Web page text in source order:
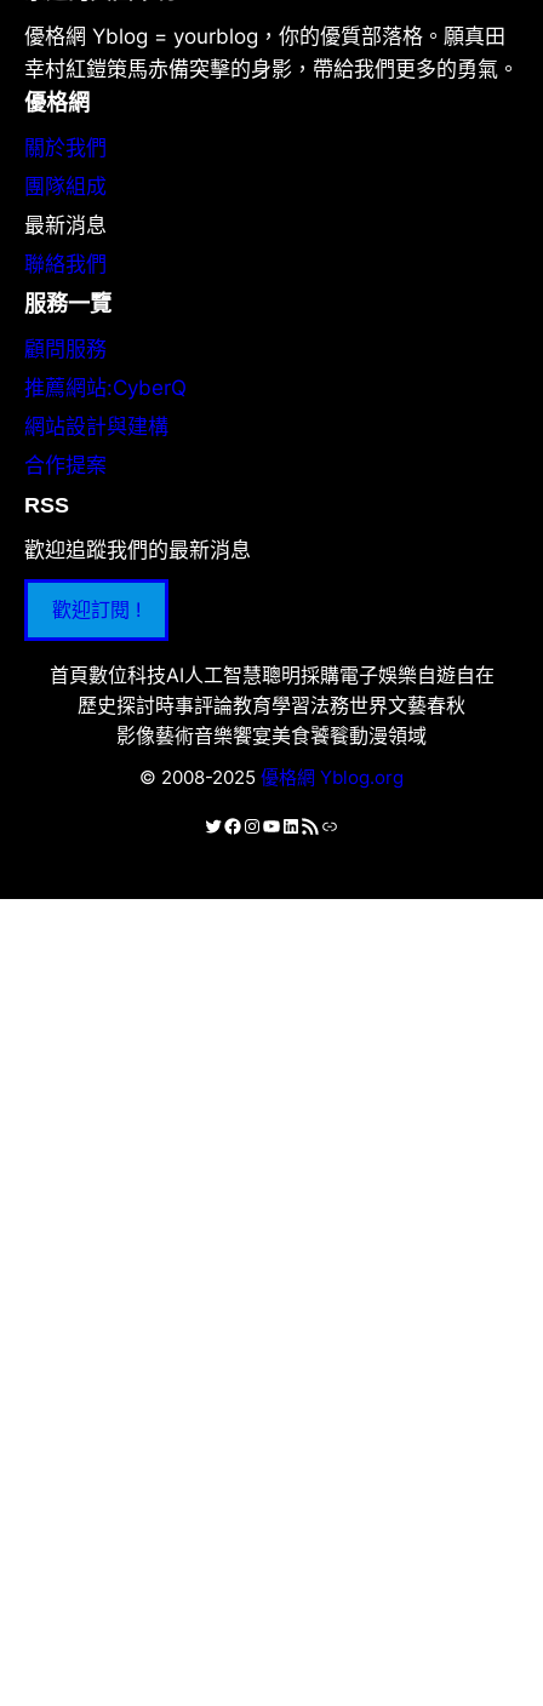
優格網 Yblog = yourblog，你的優質部落格。願真田
幸村紅鎧策馬赤備突擊的身影，帶給我們更多的勇氣。
優格網
關於我們
團隊組成
最新消息
聯絡我們
服務一覽
顧問服務
推薦網站:CyberQ
網站設計與建構
合作提案
RSS
歡迎追蹤我們的最新消息
歡迎訂閱 !
首頁數位科技AI人工智慧聰明採購電子娛樂自遊自在
歷史探討時事評論教育學習法務世界文藝春秋
影像藝術音樂饗宴美食饕餮動漫領域
© 2008-2025 優格網 Yblog.org
X Facebook
Instagram
YouTube
LinkedIn
RSS 資訊提供連結